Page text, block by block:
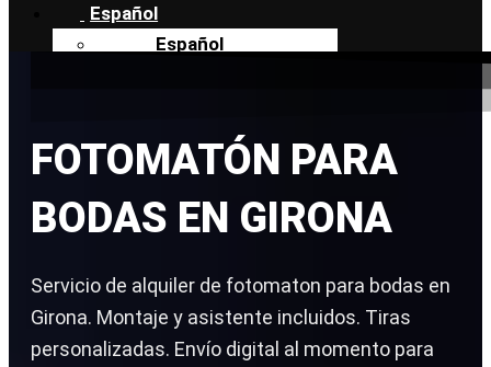
Español
Español
FOTOMATÓN PARA
BODAS EN GIRONA
Servicio de alquiler de fotomaton para bodas en
Girona. Montaje y asistente incluidos. Tiras
personalizadas. Envío digital al momento para